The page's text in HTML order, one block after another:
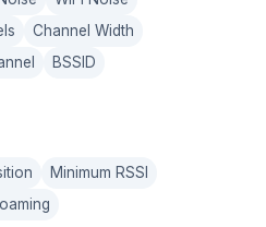
Channel Width
BSSID
Minimum RSSI